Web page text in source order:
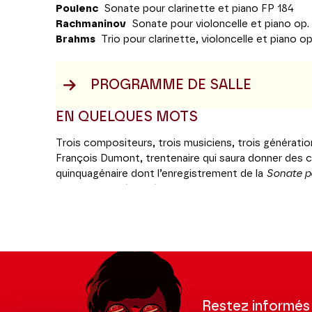
Poulenc Sonate pour clarinette et piano FP 184
Rachmaninov Sonate pour violoncelle et piano op.
Brahms Trio pour clarinette, violoncelle et piano
PROGRAMME DE SALLE
EN QUELQUES MOTS
Trois compositeurs, trois musiciens, trois
François Dumont, trentenaire qui saura donner des
quinquagénaire dont l’enregistrement de la Sonate
coucha l’Opus 114sur papier. Preuve, si besoin, que
musiciens encore moins.
Coréalisation Jeanine Roze Production / Théâtre
Restez informés